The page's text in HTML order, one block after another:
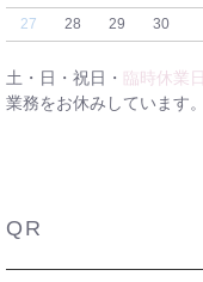
27
28 29 30
土・日・祝日・ 臨時休業日
業務をお休みしています。
QR